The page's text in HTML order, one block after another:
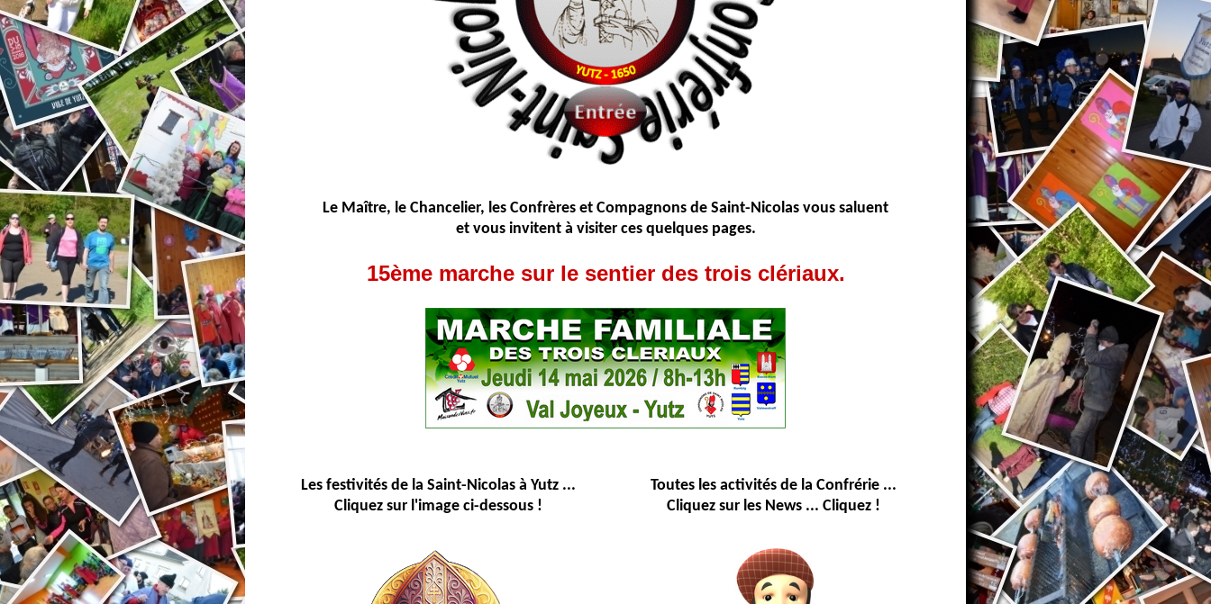
Le Maître, le Chancelier, les Confrères et Compagnons de Saint-Nicolas vous saluent
et vous invitent à visiter ces quelques pages.
15ème marche sur le sentier des trois clériaux.
Les festivités de la Saint-Nicolas à Yutz ...
Cliquez sur l'image ci-dessous !
Toutes les activités de la Confrérie ...
Cliquez sur les News ... Cliquez !